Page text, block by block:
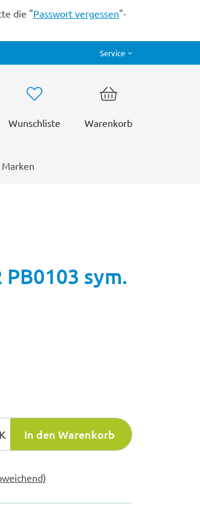
die "Passwort vergessen"-
Service
Wunschliste Warenkorb
PB0103 sym.
In den Warenkorb